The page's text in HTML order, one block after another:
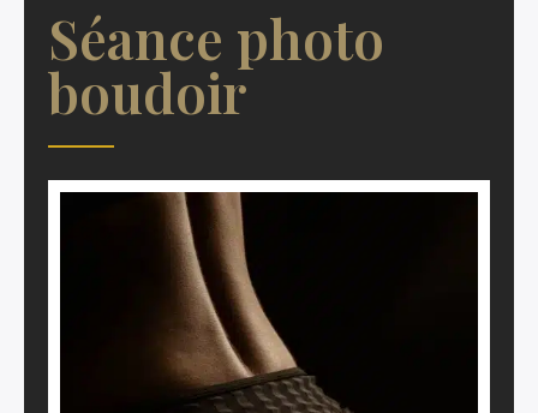
Séance photo
boudoir